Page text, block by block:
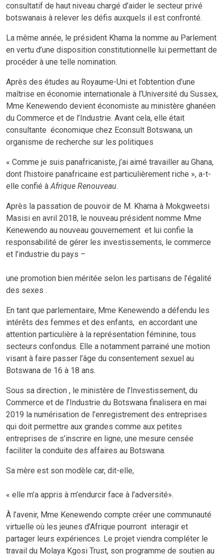
consultatif de haut niveau chargé d’aider le secteur privé
botswanais à relever les défis auxquels il est confronté.
La même année, le président Khama la nomme au Parlement
en vertu d’une disposition constitutionnelle lui permettant de
procéder à une telle nomination.
Après des études au Royaume-Uni et l’obtention d’une
maîtrise en économie internationale à l’Université du Sussex,
Mme Kenewendo devient économiste au ministère ghanéen
du Commerce et de l’Industrie. Avant cela, elle était
consultante économique chez Econsult Botswana, un
organisme de recherche sur les politiques
« Comme je suis panafricaniste, j’ai aimé travailler au Ghana,
dont l’histoire panafricaine est particulièrement riche », a-t-
elle confié à Afrique Renouveau.
Après la passation de pouvoir de M. Khama à Mokgweetsi
Masisi en avril 2018, le nouveau président nomme Mme
Kenewendo au nouveau gouvernement et lui confie la
responsabilité de gérer les investissements, le commerce
et l’industrie du pays –
une promotion bien méritée selon les partisans de l’égalité
des sexes .
En tant que parlementaire, Mme Kenewendo a défendu les
intérêts des femmes et des enfants, en accordant une
attention particulière à la représentation féminine, tous
secteurs confondus. Elle a notamment parrainé une motion
visant à faire passer l’âge du consentement sexuel au
Botswana de 16 à 18 ans.
Sous sa direction , le ministère de l’Investissement, du
Commerce et de l’Industrie du Botswana finalisera en mai
2019 la numérisation de l’enregistrement des entreprises
qui doit permettre aux grandes comme aux petites
entreprises de s’inscrire en ligne, une mesure censée
faciliter la conduite des affaires au Botswana.
Sa mère est son modèle car, dit-elle,
« elle m’a appris à m’endurcir face à l’adversité».
À l’avenir, Mme Kenewendo compte créer une communauté
virtuelle où les jeunes d’Afrique pourront interagir et
partager leurs expériences. Le projet viendra compléter le
travail du Molaya Kgosi Trust, son programme de soutien au